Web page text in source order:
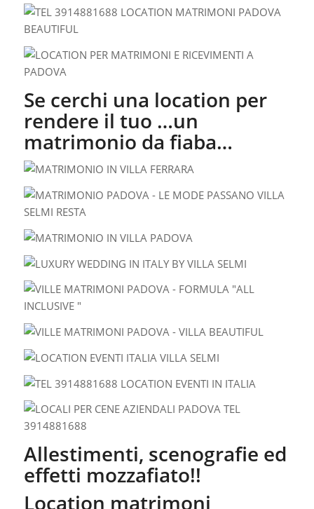
Se cerchi una location per
rendere il tuo …un
matrimonio da fiaba…
Allestimenti, scenografie ed
effetti mozzafiato!!
Location matrimoni